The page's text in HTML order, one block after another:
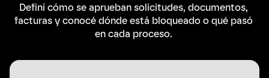
Definí cómo se aprueban solicitudes, documentos,
facturas y conocé dónde está bloqueado o qué pasó
en cada proceso.